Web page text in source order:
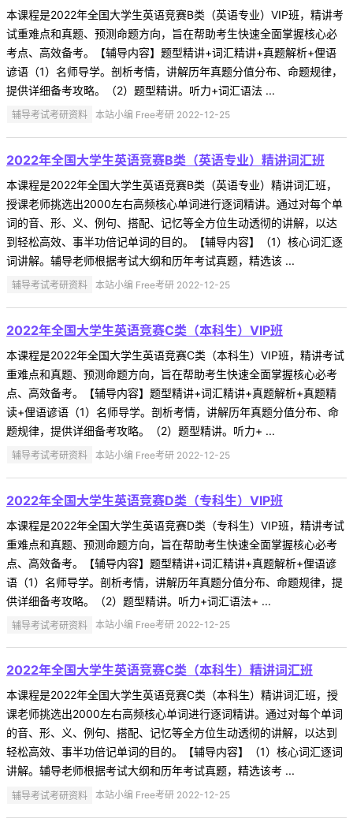
本课程是2022年全国大学生英语竞赛B类（英语专业）VIP班，精讲考
试重难点和真题、预测命题方向，旨在帮助考生快速全面掌握核心必
考点、高效备考。【辅导内容】题型精讲+词汇精讲+真题解析+俚语
谚语（1）名师导学。剖析考情，讲解历年真题分值分布、命题规律，
提供详细备考攻略。（2）题型精讲。听力+词汇语法 ...
辅导考试考研资料 本站小编 Free考研 2022-12-25
2022年全国大学生英语竞赛B类（英语专业）精讲词汇班
本课程是2022年全国大学生英语竞赛B类（英语专业）精讲词汇班，
授课老师挑选出2000左右高频核心单词进行逐词精讲。通过对每个单
词的音、形、义、例句、搭配、记忆等全方位生动透彻的讲解，以达
到轻松高效、事半功倍记单词的目的。【辅导内容】（1）核心词汇逐
词讲解。辅导老师根据考试大纲和历年考试真题，精选该 ...
辅导考试考研资料 本站小编 Free考研 2022-12-25
2022年全国大学生英语竞赛C类（本科生）VIP班
本课程是2022年全国大学生英语竞赛C类（本科生）VIP班，精讲考试
重难点和真题、预测命题方向，旨在帮助考生快速全面掌握核心必考
点、高效备考。【辅导内容】题型精讲+词汇精讲+真题解析+真题精
读+俚语谚语（1）名师导学。剖析考情，讲解历年真题分值分布、命
题规律，提供详细备考攻略。（2）题型精讲。听力+ ...
辅导考试考研资料 本站小编 Free考研 2022-12-25
2022年全国大学生英语竞赛D类（专科生）VIP班
本课程是2022年全国大学生英语竞赛D类（专科生）VIP班，精讲考试
重难点和真题、预测命题方向，旨在帮助考生快速全面掌握核心必考
点、高效备考。【辅导内容】题型精讲+词汇精讲+真题解析+俚语谚
语（1）名师导学。剖析考情，讲解历年真题分值分布、命题规律，提
供详细备考攻略。（2）题型精讲。听力+词汇语法+ ...
辅导考试考研资料 本站小编 Free考研 2022-12-25
2022年全国大学生英语竞赛C类（本科生）精讲词汇班
本课程是2022年全国大学生英语竞赛C类（本科生）精讲词汇班，授
课老师挑选出2000左右高频核心单词进行逐词精讲。通过对每个单词
的音、形、义、例句、搭配、记忆等全方位生动透彻的讲解，以达到
轻松高效、事半功倍记单词的目的。【辅导内容】（1）核心词汇逐词
讲解。辅导老师根据考试大纲和历年考试真题，精选该考 ...
辅导考试考研资料 本站小编 Free考研 2022-12-25